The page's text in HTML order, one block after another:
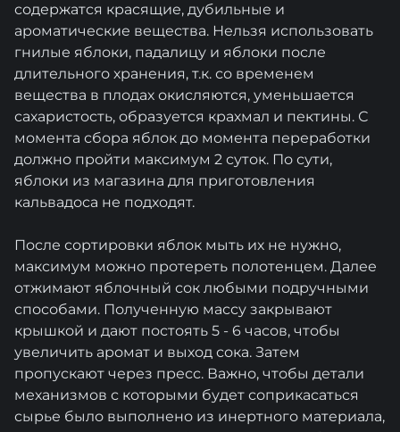
содержатся красящие, дубильные и
ароматические вещества. Нельзя использовать
гнилые яблоки, падалицу и яблоки после
длительного хранения, т.к. со временем
вещества в плодах окисляются, уменьшается
сахаристость, образуется крахмал и пектины. С
момента сбора яблок до момента переработки
должно пройти максимум 2 суток. По сути,
яблоки из магазина для приготовления
кальвадоса не подходят.
После сортировки яблок мыть их не нужно,
максимум можно протереть полотенцем. Далее
отжимают яблочный сок любыми подручными
способами. Полученную массу закрывают
крышкой и дают постоять 5 - 6 часов, чтобы
увеличить аромат и выход сока. Затем
пропускают через пресс. Важно, чтобы детали
механизмов с которыми будет соприкасаться
сырье было выполнено из инертного материала,